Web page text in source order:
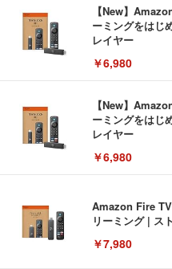
【New】
ーミングをはじ
レイヤー
￥6,980
【New】
ーミングをはじ
レイヤー
￥6,980
Amazon Fire
リーミング | ス
￥7,980